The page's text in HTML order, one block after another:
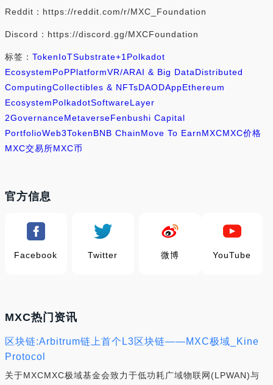
Reddit：https://reddit.com/r/MXC_Foundation
Discord：https://discord.gg/MXCFoundation
标签： TokenIoTSubstrate+1 Polkadot
EcosystemPoPPlatformVR/ARAI & Big DataDistributed
ComputingCollectibles & NFTsDAODAppEthereum
EcosystemPolkadotSoftwareLayer
2GovernanceMetaverseFenbushi Capital
PortfolioWeb3TokenBNB ChainMove To EarnMXCMXC价格
MXC交易所MXC币
官方信息
Facebook Twitter 微博 YouTube
MXC热门资讯
区块链:Arbitrum链上首个L3区块链——MXC极域_Kine
Protocol
关于MXCMXC极域基金会致力于低功耗广域物联网(LPWAN)与